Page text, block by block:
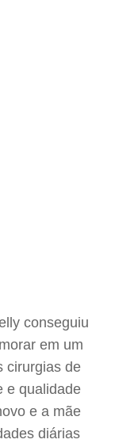
conseguiu
em um
cirurgias de
e qualidade
e a mãe
diárias